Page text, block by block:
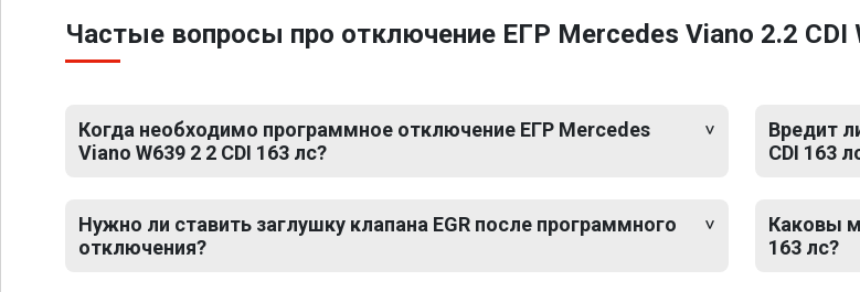
Частые вопросы про отключение ЕГР Mercedes Viano 2.2 CDI
Когда необходимо программное отключение ЕГР Mercedes
Viano W639 2 2 CDI 163 лс?
Нужно ли ставить заглушку клапана EGR после программного
отключения?
Вредит
CDI 163
Каковы
163 лс?